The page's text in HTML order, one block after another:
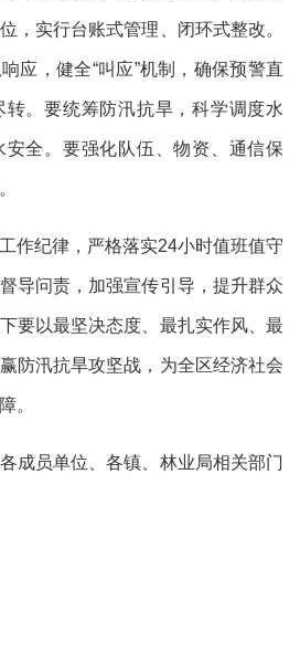
，实行台账式管理、闭环式整改。
应，健全“叫应”机制，确保预警直
。要统筹防汛抗旱，科学调度水
全。要强化队伍、物资、通信保
纪律，严格落实24小时值班值守
导问责，加强宣传引导，提升群众
要以最坚决态度、最扎实作风、最
防汛抗旱攻坚战，为全区经济社会
。
员单位、各镇、林业局相关部门